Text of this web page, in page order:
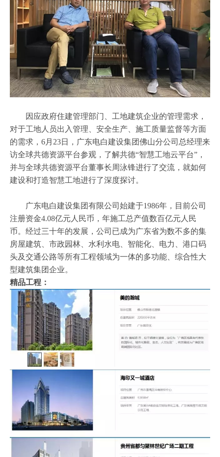
因应政府住建管理部门、工地建筑企业的管理需求，
对于工地人员出入管理、安全生产、施工质量监督等方面
的需求，6月23日，广东电白建设集团佛山分公司总经理来
访全球共德资源平台参观，了解共德“智慧工地云平台”，
并与全球共德资源平台董事长周泳锋进行了交流，就如何
建设和打造智慧工地进行了深度探讨。
广东电白建设集团有限公司始建于1986年，目前公司
注册资金4.08亿元人民币，年施工总产值数百亿元人民
币。经过三十年的发展，公司已成为广东省为数不多的集
房屋建筑、市政园林、水利水电、智能化、电力、港口码
头及交通公路等所有工程领域为一体的多功能、综合性大
型建筑集团企业。
精品工程：